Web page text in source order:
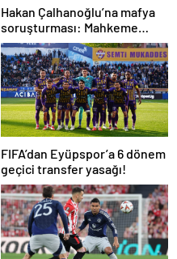
Hakan Çalhanoğlu’na mafya
soruşturması: Mahkeme
cezasını açıkladı
FIFA’dan Eyüpspor’a 6 dönem
geçici transfer yasağı!